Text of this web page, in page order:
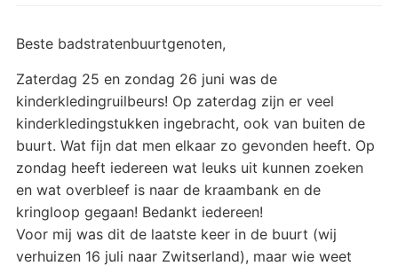
Beste badstratenbuurtgenoten,
Zaterdag 25 en zondag 26 juni was de
kinderkledingruilbeurs! Op zaterdag zijn er veel
kinderkledingstukken ingebracht, ook van buiten de
buurt. Wat fijn dat men elkaar zo gevonden heeft. Op
zondag heeft iedereen wat leuks uit kunnen zoeken
en wat overbleef is naar de kraambank en de
kringloop gegaan! Bedankt iedereen!
Voor mij was dit de laatste keer in de buurt (wij
verhuizen 16 juli naar Zwitserland), maar wie weet